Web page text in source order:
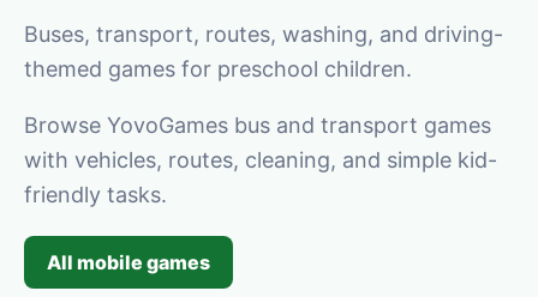
Buses, transport, routes, washing, and driving-
themed games for preschool children.
Browse YovoGames bus and transport games
with vehicles, routes, cleaning, and simple kid-
friendly tasks.
All mobile games